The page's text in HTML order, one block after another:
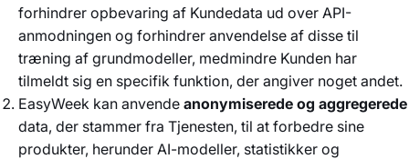
forhindrer opbevaring af Kundedata ud over API-
anmodningen og forhindrer anvendelse af disse til
træning af grundmodeller, medmindre Kunden har
tilmeldt sig en specifik funktion, der angiver noget andet.
EasyWeek kan anvende anonymiserede og aggregerede
data, der stammer fra Tjenesten, til at forbedre sine
produkter, herunder AI-modeller, statistikker og